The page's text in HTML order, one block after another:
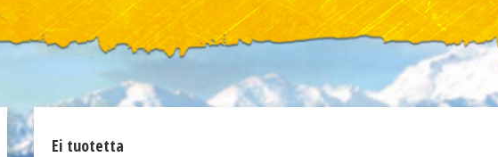
Ei tuotetta